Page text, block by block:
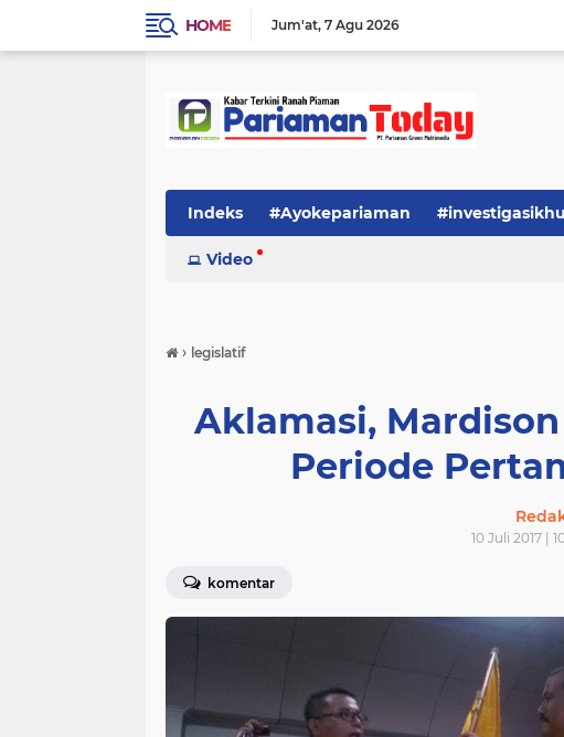
HOME Jum'at 7 Agu 2026
Indeks #Ayokepariaman
Video
› legislatif
Aklamasi,
Periode
10 Juli 2017 |
komentar